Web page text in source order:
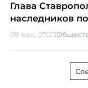
Глава
наследников
09 мая, 07:23